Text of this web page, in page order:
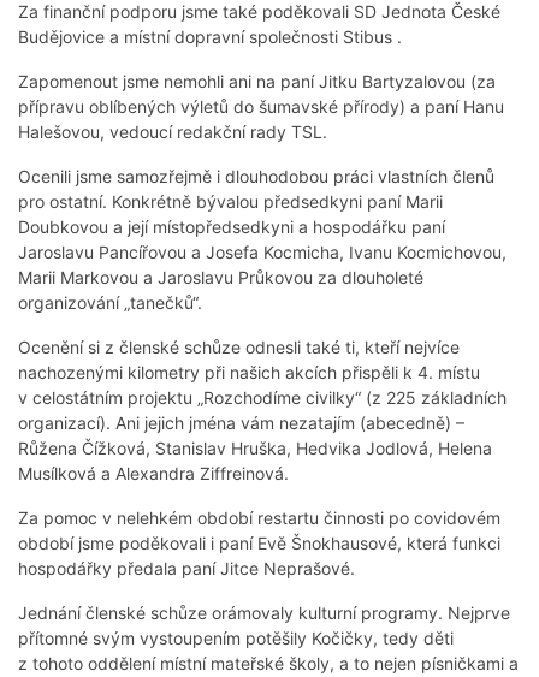
Za finanční podporu jsme také poděkovali SD Jednota České
Budějovice a místní dopravní společnosti Stibus .
Zapomenout jsme nemohli ani na paní Jitku Bartyzalovou (za
přípravu oblíbených výletů do šumavské přírody) a paní Hanu
Halešovou, vedoucí redakční rady TSL.
Ocenili jsme samozřejmě i dlouhodobou práci vlastních členů
pro ostatní. Konkrétně bývalou předsedkyni paní Marii
Doubkovou a její místopředsedkyni a hospodářku paní
Jaroslavu Pancířovou a Josefa Kocmicha, Ivanu Kocmichovou,
Marii Markovou a Jaroslavu Průkovou za dlouholeté
organizování „tanečků“.
Ocenění si z členské schůze odnesli také ti, kteří nejvíce
nachozenými kilometry při našich akcích přispěli k 4. místu
v celostátním projektu „Rozchodíme civilky“ (z 225 základních
organizací). Ani jejich jména vám nezatajím (abecedně) –
Růžena Čížková, Stanislav Hruška, Hedvika Jodlová, Helena
Musílková a Alexandra Ziffreinová.
Za pomoc v nelehkém období restartu činnosti po covidovém
období jsme poděkovali i paní Evě Šnokhausové, která funkci
hospodářky předala paní Jitce Neprašové.
Jednání členské schůze orámovaly kulturní programy. Nejprve
přítomné svým vystoupením potěšily Kočičky, tedy děti
z tohoto oddělení místní mateřské školy, a to nejen písničkami a